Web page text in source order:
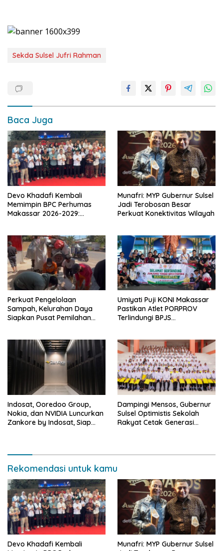
Sekda Sulsel Jufri Rahman
Baca Juga
Devo Khadafi Kembali
Memimpin BPC Perhumas
Makassar 2026-2029:
Multidimensi
Munafri: MYP Gubernur Sulsel
Jadi Terobosan Besar
Perkuat Konektivitas Wilayah
Perkuat Pengelolaan
Sampah, Kelurahan Daya
Siapkan Pusat Pemilahan
Umiyati Puji KONI Makassar
Pastikan Atlet PORPROV
Terlindungi BPJS
Indosat, Ooredoo Group,
Nokia, dan NVIDIA Luncurkan
Zankore by Indosat, Siap
Dampingi Mensos, Gubernur
Sulsel Optimistis Sekolah
Rakyat Cetak Generasi
Rekomendasi untuk kamu
Devo Khadafi Kembali
Munafri: MYP Gubernur Sulsel